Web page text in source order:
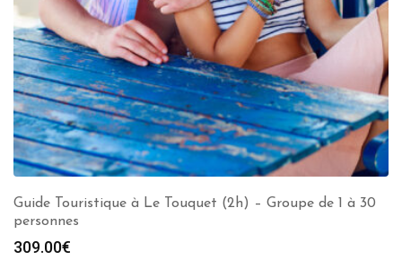
Guide Touristique à Le Touquet (2h) – Groupe de 1 à 30
personnes
309.00€